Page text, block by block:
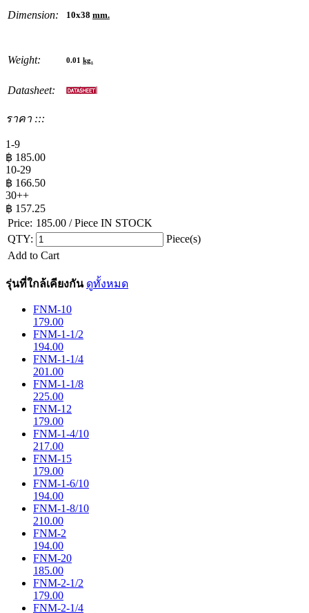
Dimension: 10x38 mm.
Weight: 0.01 kg.
Datasheet:
ราคา :::
1-9
฿ 185.00
10-29
฿ 166.50
30++
฿ 157.25
Price: 185.00 / Piece IN STOCK
QTY:
Piece(s)
Add to Cart
รุ่นที่ใกล้เคียงกัน ดูทั้งหมด
FNM-10
179.00
FNM-1-1/2
194.00
FNM-1-1/4
201.00
FNM-1-1/8
225.00
FNM-12
179.00
FNM-1-4/10
217.00
FNM-15
179.00
FNM-1-6/10
194.00
FNM-1-8/10
210.00
FNM-2
194.00
FNM-20
185.00
FNM-2-1/2
179.00
FNM-2-1/4